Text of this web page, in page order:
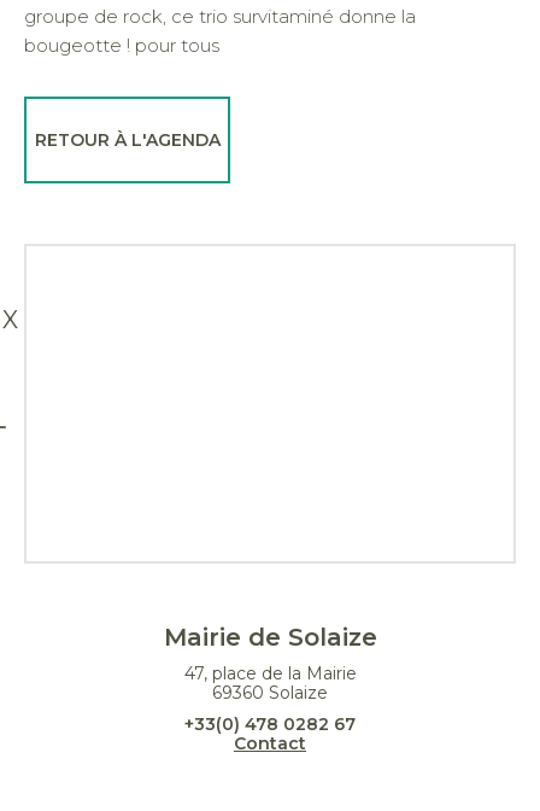
groupe de rock, ce trio survitaminé donne la
bougeotte ! pour tous
RETOUR À L'AGENDA
X
Mairie de Solaize
47, place de la Mairie
69360 Solaize
+33(0) 478 0282 67
Contact